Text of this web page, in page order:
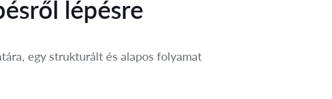
lépésre
egy strukturált és alapos folyamat